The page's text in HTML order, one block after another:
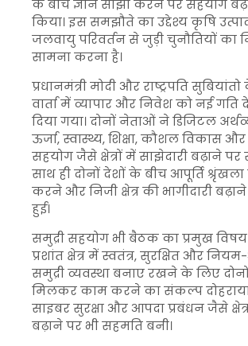
के बीच ज्ञान साझा करने पर सहयोग
किया। इस समझौते का उद्देश्य कृषि
जलवायु परिवर्तन से जुड़ी चुनौतियों का
सामना करना है।
प्रधानमंत्री मोदी और राष्ट्रपति
वार्ता में व्यापार और निवेश को नई गति
दिया गया। दोनों नेताओं ने डिजिटल
ऊर्जा, स्वास्थ्य, शिक्षा, कौशल विकास और
सहयोग जैसे क्षेत्रों में साझेदारी बढ़ाने पर
साथ ही दोनों देशों के बीच आपूर्ति
करने और निजी क्षेत्र की भागीदारी बढ़ाने
हुई।
समुद्री सहयोग भी बैठक का प्रमुख विषय
प्रशांत क्षेत्र में स्वतंत्र, सुरक्षित और
समुद्री व्यवस्था बनाए रखने के लिए
मिलकर काम करने का संकल्प
साइबर सुरक्षा और आपदा प्रबंधन जैसे
बढ़ाने पर भी सहमति बनी।